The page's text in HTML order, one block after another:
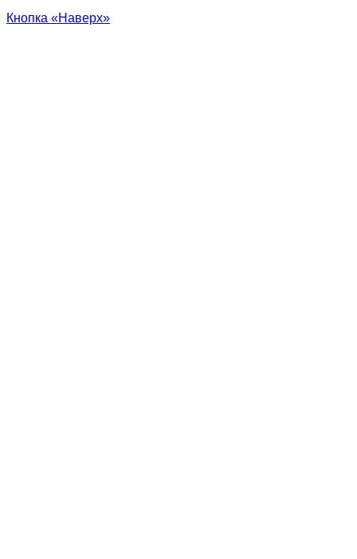
Кнопка «Наверх»